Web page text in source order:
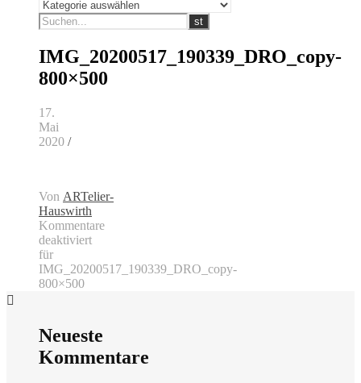
IMG_20200517_190339_DRO_copy-
800×500
17.
Mai
2020 /
Von ARTelier-
Hauswirth
Kommentare
deaktiviert
für
IMG_20200517_190339_DRO_copy-
800×500
Neueste
Kommentare